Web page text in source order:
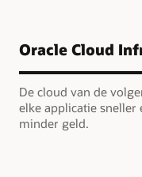
Oracle Cloud
De cloud van de
elke applicatie
minder geld.